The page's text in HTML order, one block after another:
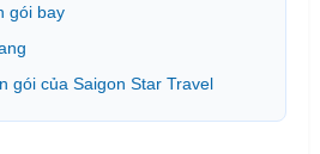
gói bay
gói của Saigon Star Travel